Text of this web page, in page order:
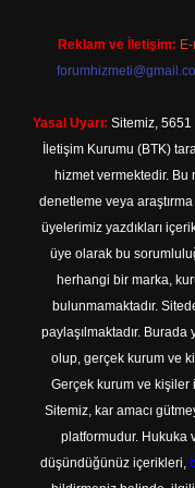
Reklam ve İletişim:
Yasal Uyarı: Sitemiz, 5651
İletişim Kurumu (BTK)
hizmet vermektedir.
denetleme veya
üyelerimiz yazdıkları
üye olarak bu
herhangi bir marka,
bulunmamaktadır.
paylaşılmaktadır.
olup, gerçek kurum ve
Gerçek kurum ve
Sitemiz, kar amacı
platformudur. Hukuka
düşündüğünüz içerikleri,